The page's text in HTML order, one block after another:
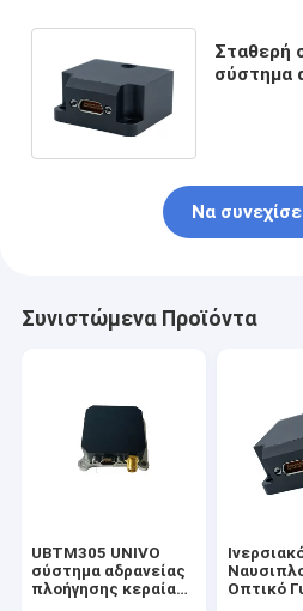
Σταθερή
σύστημα
Να
Συνιστώμενα Προϊόντα
UBTM305 UNIVO
σύστημα αδρανείας
πλοήγησης κεραίας
Οπτικό